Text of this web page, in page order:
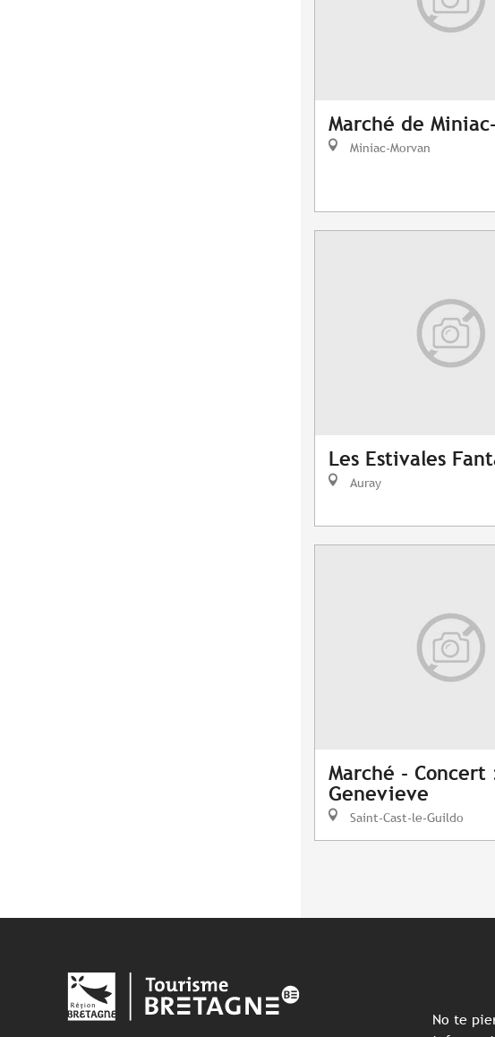
Marché de
Miniac-Morvan
Les Estivales
Auray
Marché - Concert
Genevieve
Saint-Cast-le-Guildo
No te